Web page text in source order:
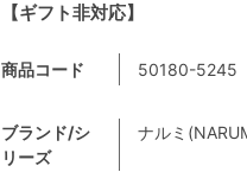
【ギフト非対応】
商品コード 50180-5245
ブランド/シ
リーズ
ナルミ